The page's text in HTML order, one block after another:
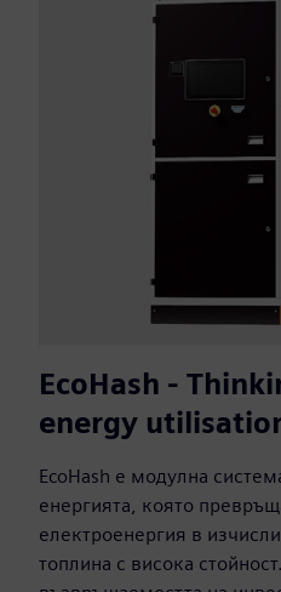
EcoHash -
energy
EcoHash е модулна
енергията, която
електроенергия в
топлина с висока